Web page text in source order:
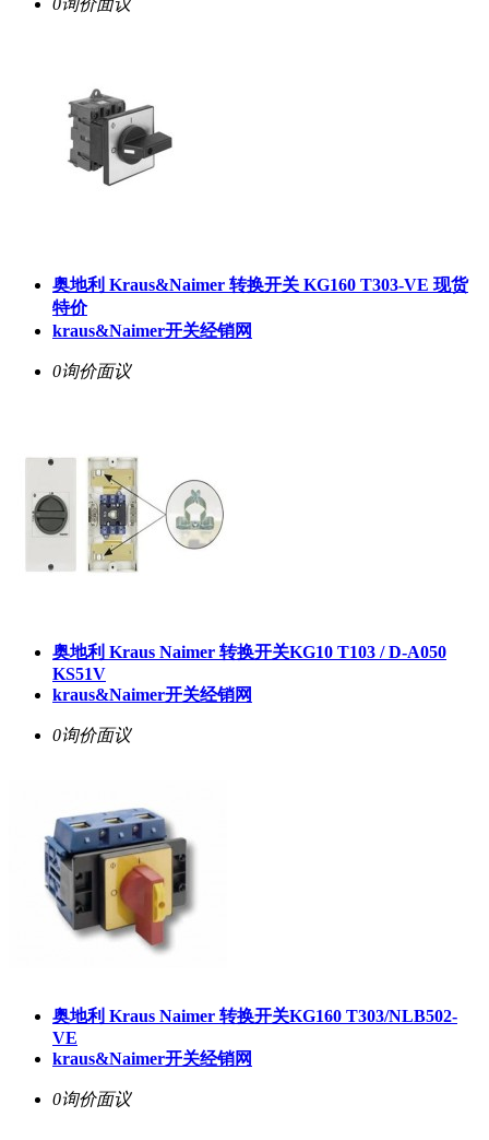
奥地利 Kraus&Naimer 转换开关 KG160 T303-VE 现货
特价
kraus&Naimer开关经销网
0询价面议
奥地利 Kraus Naimer 转换开关KG10 T103 / D-A050
KS51V
kraus&Naimer开关经销网
0询价面议
奥地利 Kraus Naimer 转换开关KG160 T303/NLB502-
VE
kraus&Naimer开关经销网
0询价面议